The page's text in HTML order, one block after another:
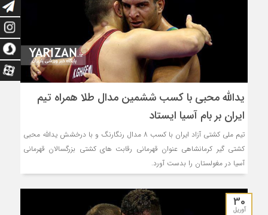
یدالله محبی با کسب ششمین مدال طلا همراه تیم
ایران بر بام آسیا ایستاد
تیم ملی کشتی آزاد ایران با کسب 8 مدال رنگارنگ و با درخشش یدالله محبی
کشتی گیر کرمانشاهی عنوان قهرمانی رقابت های کشتی بزرگسالان قهرمانی
آسیا در مغولستان را بدست آورد.
30
آوریل